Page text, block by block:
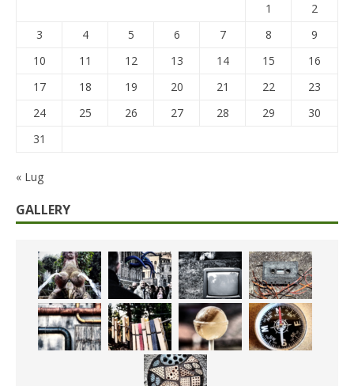
1
2
3
4 5 6 7 8
9
10
11 12 13 14 15
16
17
18 19 20 21 22
23
24
25 26 27 28 29
30
31
« Lug
GALLERY